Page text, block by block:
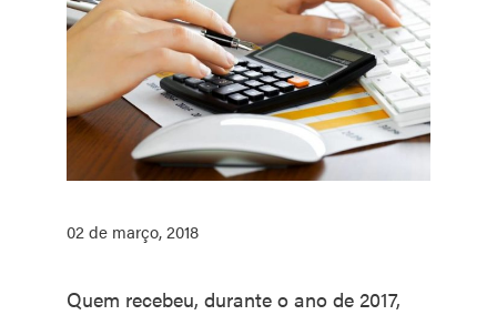
02 de março, 2018
Quem recebeu, durante o ano de 2017,